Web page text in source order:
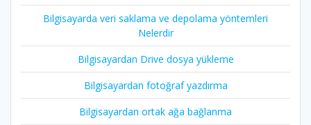
Bilgisayarda veri saklama ve depolama yöntemleri
Nelerdir
Bilgisayardan Drive dosya yükleme
Bilgisayardan fotoğraf yazdırma
Bilgisayardan ortak ağa bağlanma